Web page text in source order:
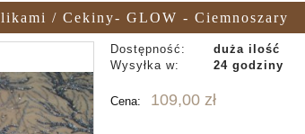
/ Cekiny- GLOW - Ciemnoszary
Dostępność:
duża ilość
Wysyłka w:
24 godziny
Cena: 109,00 zł